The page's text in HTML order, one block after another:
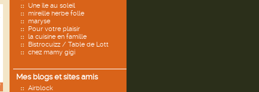
Une île au soleil
mireille herbe folle
maryse
Pour votre plaisir
la cuisine en famille
Bistrocuizz / Table de Lott
chez mamy gigi
Mes blogs et sites amis
Airblock